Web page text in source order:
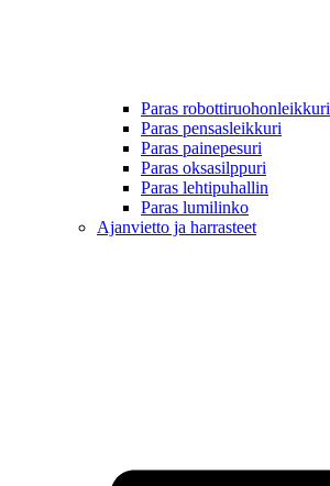
Paras robottiruohonleikkuri
Paras pensasleikkuri
Paras painepesuri
Paras oksasilppuri
Paras lehtipuhallin
Paras lumilinko
Ajanvietto ja harrasteet